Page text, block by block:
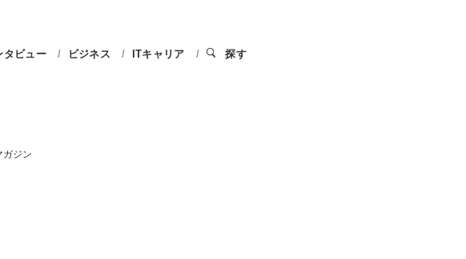
タビュー ビジネス ITキャリア 探す
ガジン